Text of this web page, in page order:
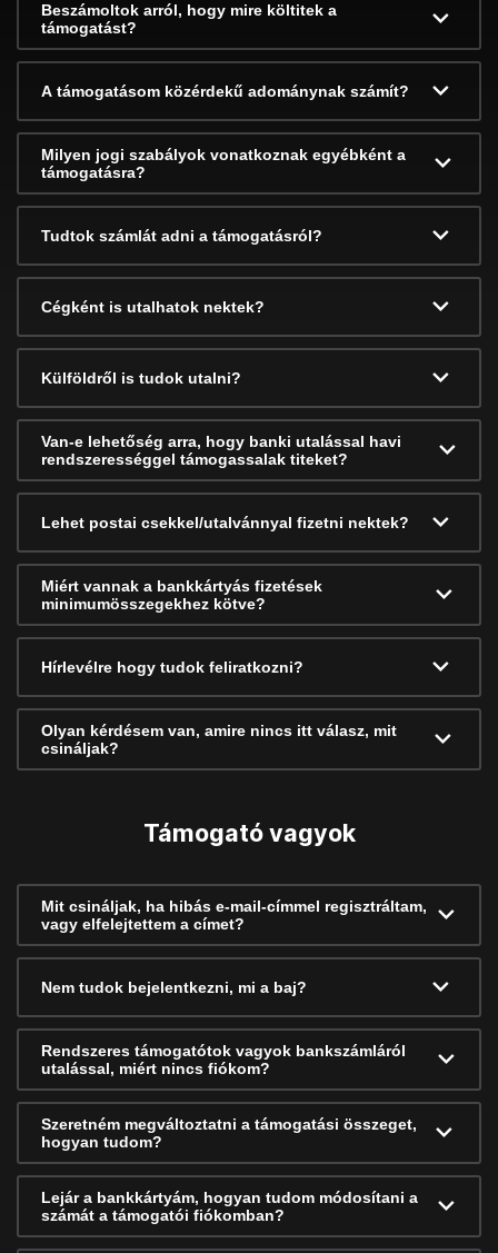
Beszámoltok arról, hogy mire költitek a
támogatást?
A támogatásom közérdekű adománynak számít?
Milyen jogi szabályok vonatkoznak egyébként a
támogatásra?
Tudtok számlát adni a támogatásról?
Cégként is utalhatok nektek?
Külföldről is tudok utalni?
Van-e lehetőség arra, hogy banki utalással havi
rendszerességgel támogassalak titeket?
Lehet postai csekkel/utalvánnyal fizetni nektek?
Miért vannak a bankkártyás fizetések
minimumösszegekhez kötve?
Hírlevélre hogy tudok feliratkozni?
Olyan kérdésem van, amire nincs itt válasz, mit
csináljak?
Támogató vagyok
Mit csináljak, ha hibás e-mail-címmel regisztráltam,
vagy elfelejtettem a címet?
Nem tudok bejelentkezni, mi a baj?
Rendszeres támogatótok vagyok bankszámláról
utalással, miért nincs fiókom?
Szeretném megváltoztatni a támogatási összeget,
hogyan tudom?
Lejár a bankkártyám, hogyan tudom módosítani a
számát a támogatói fiókomban?